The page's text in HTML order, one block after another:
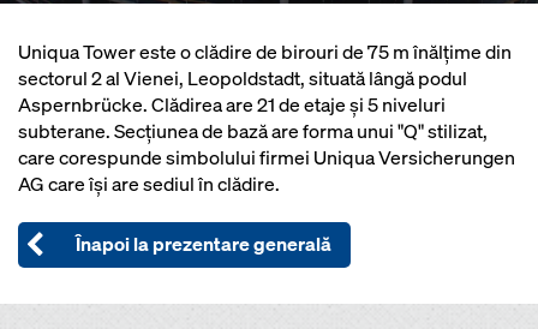
Uniqua Tower este o clădire de birouri de 75 m înălţime din
sectorul 2 al Vienei, Leopoldstadt, situată lângă podul
Aspernbrücke. Clădirea are 21 de etaje şi 5 niveluri
subterane. Secţiunea de bază are forma unui "Q" stilizat,
care corespunde simbolului firmei Uniqua Versicherungen
AG care îşi are sediul în clădire.
Înapoi la prezentare generală